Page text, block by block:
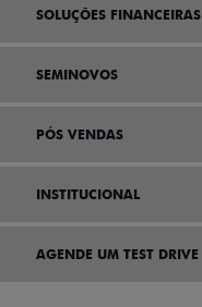
SOLUÇÕES FINANCEIRAS
SEMINOVOS
PÓS VENDAS
INSTITUCIONAL
AGENDE UM TEST DRIVE